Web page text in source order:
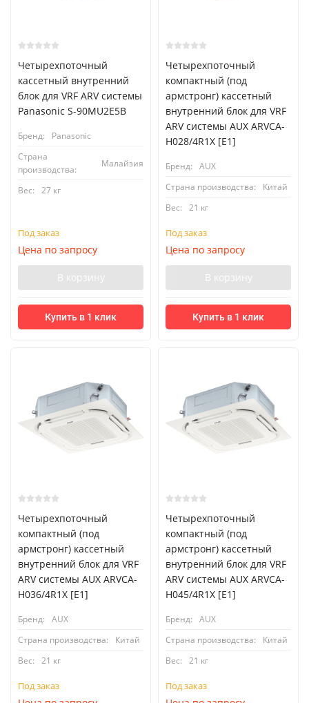
Четырехпоточный
кассетный внутренний
блок для VRF ARV системы
Panasonic S-90MU2E5B
Бренд:
Panasonic
Страна
производства:
Малайзия
Вес: 27 кг
Под заказ
Цена по запросу
В корзину
Купить в 1 клик
Четырехпоточный
компактный (под
армстронг) кассетный
внутренний блок для VRF
ARV системы AUX ARVCA-
H028/4R1X [E1]
Бренд:
AUX
Страна производства:
Китай
Вес:
21 кг
Под заказ
Цена по запросу
В корзину
Купить в 1 клик
Четырехпоточный
компактный (под
армстронг) кассетный
внутренний блок для VRF
ARV системы AUX ARVCA-
H036/4R1X [E1]
Бренд:
AUX
Страна производства:
Китай
Вес:
21 кг
Под заказ
Четырехпоточный
компактный (под
армстронг) кассетный
внутренний блок для VRF
ARV системы AUX ARVCA-
H045/4R1X [E1]
Бренд:
AUX
Страна производства:
Китай
Вес:
21 кг
Под заказ